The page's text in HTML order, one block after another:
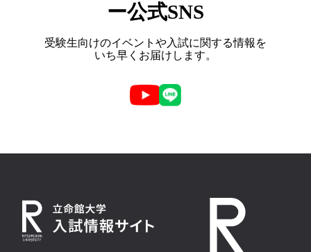
ー公式SNS
受験生向けのイベントや入試に関する情報を
いち早くお届けします。